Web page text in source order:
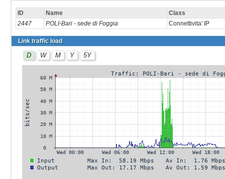
ID Name
Class
2447
POLI-Bari - sede di Foggia Connettivita' IP
Link traffic load
D W M Y 5Y